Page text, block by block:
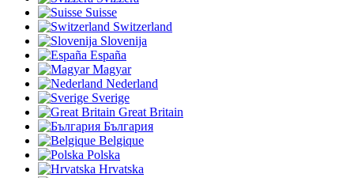
Suisse
Switzerland
Slovenija
España
Magyar
Nederland
Sverige
Great Britain
България
Belgique
Polska
Hrvatska